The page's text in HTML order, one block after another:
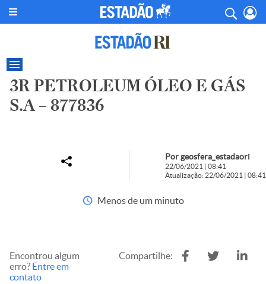
3R PETROLEUM ÓLEO E GÁS
S.A – 877836
Por geosfera_estadaori
22/06/2021 | 08:41
Atualização: 22/06/2021 | 08:41
Menos de um minuto
Encontrou algum
erro? Entre em
contato
Compartilhe: